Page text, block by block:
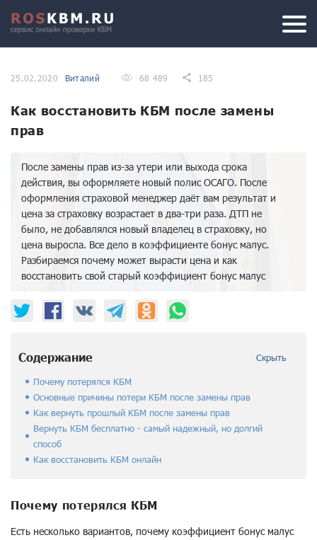
25.02.2020 Виталий 68 489 185
Как восстановить КБМ после замены
прав
После замены прав из-за утери или выхода срока
действия, вы оформляете новый полис ОСАГО. После
оформления страховой менеджер даёт вам результат и
цена за страховку возрастает в два-три раза. ДТП не
было, не добавлялся новый владелец в страховку, но
цена выросла. Все дело в коэффициенте бонус малус.
Разбираемся почему может вырасти цена и как
восстановить свой старый коэффициент бонус малус
Содержание Скрыть
Почему потерялся КБМ
Основные причины потери КБМ после замены прав
Как вернуть прошлый КБМ после замены прав
Вернуть КБМ бесплатно - самый надежный, но долгий
способ
Как восстановить КБМ онлайн
Почему потерялся КБМ
Есть несколько вариантов, почему коэффициент бонус малус